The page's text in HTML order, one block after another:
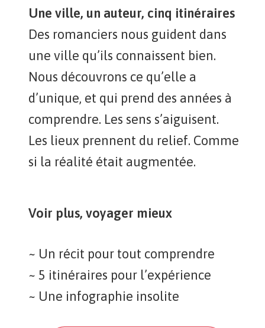
Une ville, un auteur, cinq itinéraires
Des romanciers nous guident dans
une ville qu’ils connaissent bien.
Nous découvrons ce qu’elle a
d’unique, et qui prend des années à
comprendre. Les sens s’aiguisent.
Les lieux prennent du relief. Comme
si la réalité était augmentée.
Voir plus, voyager mieux
~ Un récit pour tout comprendre
~ 5 itinéraires pour l’expérience
~ Une infographie insolite